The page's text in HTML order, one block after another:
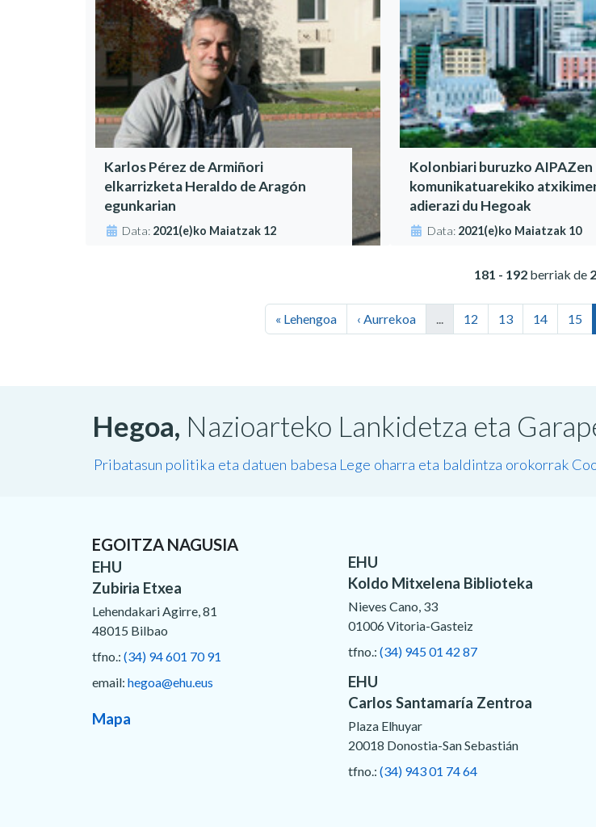
Karlos Pérez de Armiñori
elkarrizketa Heraldo de Aragón
egunkarian
Data: 2021(e)ko Maiatzak 12
Kolonbiari buruzko AIPAZen
komunikatuarekiko
adierazi du Hegoak
Data: 2021(e)ko Maiatzak 10
181 - 192 berriak de
« Lehengoa ‹ Aurrekoa 12 13 14 15
Hegoa, Nazioarteko Lankidetza eta
Pribatasun politika eta datuen babesa Lege oharra eta baldintza orokorrak
EGOITZA NAGUSIA
EHU
Zubiria Etxea
Lehendakari Agirre, 81
48015 Bilbao
tfno.: (34) 94 601 70 91
email: hegoa@ehu.eus
Mapa
EHU
Koldo Mitxelena Biblioteka
Nieves Cano, 33
01006 Vitoria-Gasteiz
tfno.: (34) 945 01 42 87
EHU
Carlos Santamaría Zentroa
Plaza Elhuyar
20018 Donostia-San Sebastián
tfno.: (34) 943 01 74 64